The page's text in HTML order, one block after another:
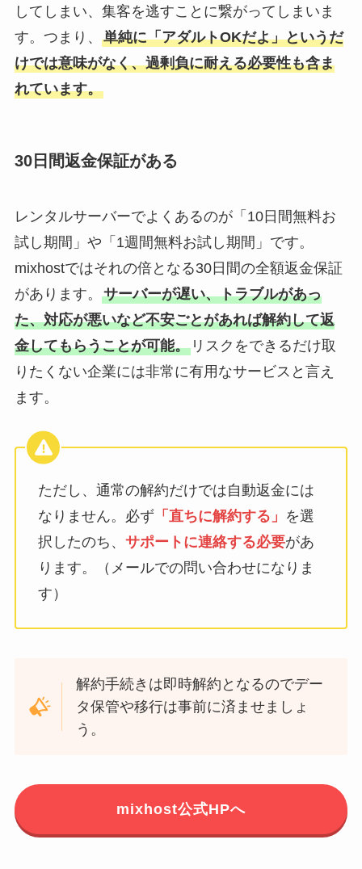
してしまい、集客を逃すことに繋がってしまいま
す。つまり、 単純に「アダルトOKだよ」というだ
けでは意味がなく、過剰負に耐える必要性も含ま
れています。
30日間返金保証がある
レンタルサーバーでよくあるのが「10日間無料お
試し期間」や「1週間無料お試し期間」です。
mixhostではそれの倍となる30日間の全額返金保証
があります。 サーバーが遅い、トラブルがあっ
た、対応が悪いなど不安ごとがあれば解約して返
金してもらうことが可能。リスクをできるだけ取
りたくない企業には非常に有用なサービスと言え
ます。
ただし、通常の解約だけでは自動返金には
なりません。必ず「直ちに解約する」 を選
択したのち、 サポートに連絡する必要があ
ります。（メールでの問い合わせになりま
す）
解約手続きは即時解約となるのでデー
タ保管や移行は事前に済ませましょ
う。
mixhost公式HPへ